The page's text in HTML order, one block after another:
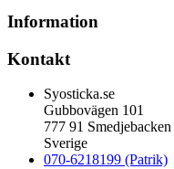
Information
Kontakt
Syosticka.se
Gubbovägen 101
777 91 Smedjebacken
Sverige
070-6218199 (Patrik)